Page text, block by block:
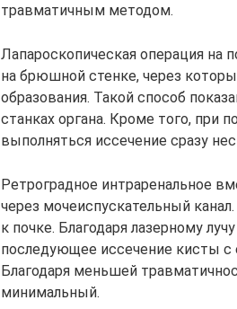
травматичным методом.
Лапароскопическая операция на
на брюшной стенке, через
образования. Такой способ
станках органа. Кроме того, при
выполняться иссечение сразу
Ретроградное интраренальное
через мочеиспускательный
к почке. Благодаря лазерному
последующее иссечение кисты
Благодаря меньшей
минимальный.